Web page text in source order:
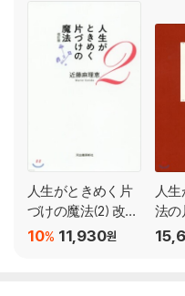
人生がときめく片
づけの魔法(2) 改訂
版
11,930원
10%
人
法の